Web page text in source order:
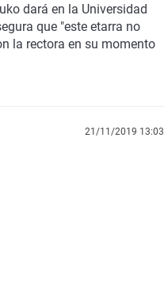
dará en la Universidad
que "este etarra no
la rectora en su momento
21/11/2019 13:03